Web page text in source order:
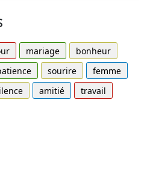
mariage
bonheur
sourire
femme
amitié
travail